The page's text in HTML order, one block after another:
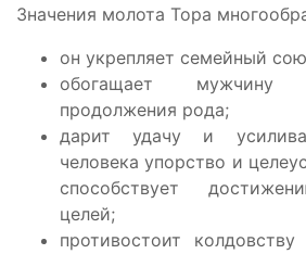
Значения молота Тора
он укрепляет семейный
обогащает мужчину
продолжения рода;
дарит удачу и
человека упорство и
способствует
целей;
противостоит